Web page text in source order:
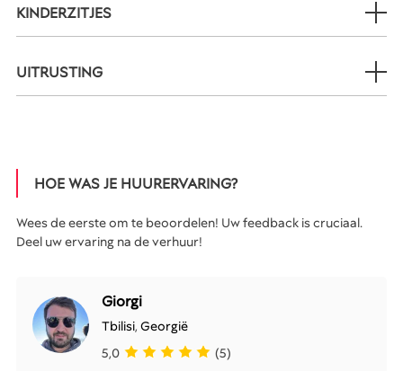
KINDERZITJES
UITRUSTING
HOE WAS JE HUURERVARING?
Wees de eerste om te beoordelen! Uw feedback is cruciaal.
Deel uw ervaring na de verhuur!
Giorgi
Tbilisi, Georgië
5,0
(5)